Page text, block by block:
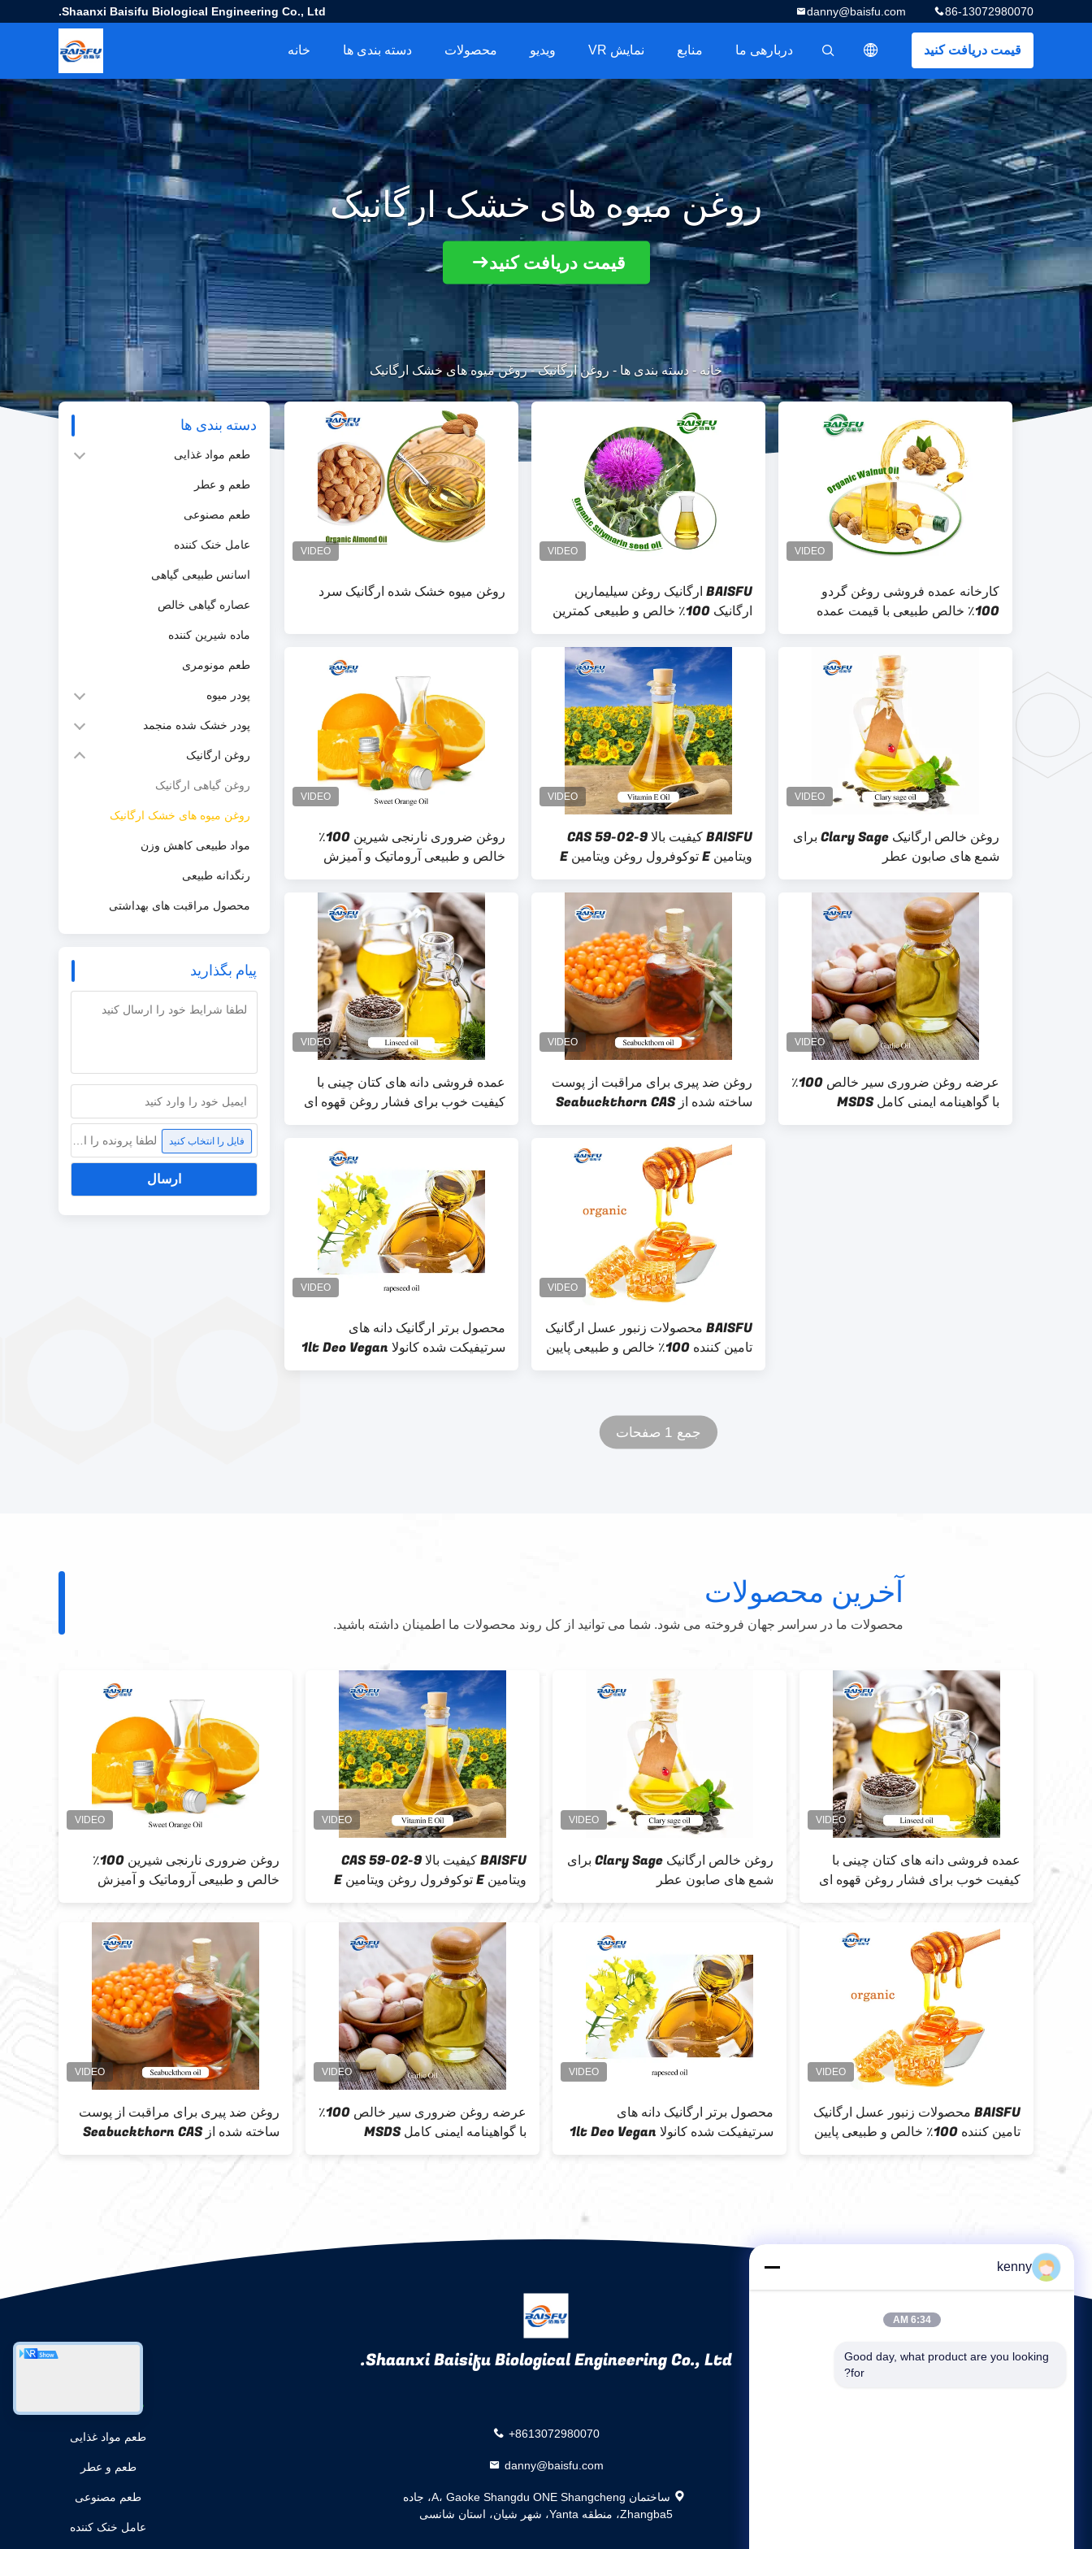
Shaanxi Baisifu Biological Engineering Co., Ltd. 86-13072980070
danny@baisfu.com
قیمت دریافت کنید
描述
خانه دسته بندی ها محصولات ویدیو نمایش VR منابع دربارهی ما
روغن میوه های خشک ارگانیک
قیمت دریافت کنید
خانه - دسته بندی ها - روغن ارگانیک-روغن میوه های خشک ارگانیک
دسته بندی ها
طعم مواد غذایی
طعم و عطر
طعم مصنوعی
عامل خنک کننده
اسانس طبیعی گیاهی
عصاره گیاهی خالص
ماده شیرین کننده
طعم مونومری
پودر میوه
پودر خشک شده منجمد
روغن ارگانیک
روغن گیاهی ارگانیک
روغن میوه های خشک ارگانیک
مواد طبیعی کاهش وزن
رنگدانه طبیعی
محصول مراقبت های بهداشتی
پیام بگذارید
فایل را انتخاب کنید
ارسال
روغن میوه خشک شده ارگانیک سرد
BAISFU ارگانیک روغن سیلیمارین
ارگانیک 100٪ خالص و طبیعی کمترین
قیمت بسته بندی سفارشی A
کارخانه عمده فروشی روغن گردو
100٪ خالص طبیعی با قیمت عمده
برای مراقبت از مو مراقبت از پوست
روغن ضروری نارنجی شیرین 100٪
خالص و طبیعی آروماتیک و آمیزش
آمیزش روغن ضروری برای طعم
BAISFU کیفیت بالا CAS 59-02-9
ویتامین E توکوفرول روغن ویتامین E
روغن dl-alpha tocopherol طبیعی
روغن خالص ارگانیک Clary Sage برای
شمع های صابون عطر
عمده فروشی دانه های کتان چینی با
کیفیت خوب برای فشار روغن قهوه ای
خشک شده طبیعی CAS 8001-26-1
روغن ضد پیری برای مراقبت از پوست
ساخته شده از Seabuckthorn CAS
90106-68-6
عرضه روغن ضروری سیر خالص 100٪
با گواهینامه ایمنی کامل MSDS
محصول برتر ارگانیک دانه های
سرتیفیکت شده کانولا 1lt Deo Vegan
روغن نخل بدون گلوتن کیفیت بالا کوشر
BAISFU محصولات زنبور عسل ارگانیک
تامین کننده 100٪ خالص و طبیعی پایین
ترین قیمت
جمع 1 صفحات
آخرین محصولات
محصولات ما در سراسر جهان فروخته می شود. شما می توانید از کل روند محصولات ما اطمینان داشته باشید.
روغن ضروری نارنجی شیرین 100٪
خالص و طبیعی آروماتیک و آمیزش
آمیزش روغن ضروری برای طعم
BAISFU کیفیت بالا CAS 59-02-9
ویتامین E توکوفرول روغن ویتامین E
روغن dl-alpha tocopherol طبیعی
روغن خالص ارگانیک Clary Sage برای
شمع های صابون عطر
عمده فروشی دانه های کتان چینی با
کیفیت خوب برای فشار روغن قهوه ای
خشک شده طبیعی CAS 8001-26-1
روغن ضد پیری برای مراقبت از پوست
ساخته شده از Seabuckthorn CAS
90106-68-6
عرضه روغن ضروری سیر خالص 100٪
با گواهینامه ایمنی کامل MSDS
محصول برتر ارگانیک دانه های
سرتیفیکت شده کانولا 1lt Deo Vegan
BAISFU محصولات زنبور عسل ارگانیک
تامین کننده 100٪ خالص و طبیعی پایین
ترین قیمت
Shaanxi Baisifu Biological Engineering Co., Ltd.
دسته بندی ها
طعم مواد غذایی
طعم و عطر
طعم مصنوعی
عامل خنک کننده
+8613072980070
danny@baisfu.com
ساختمان A، Gaoke Shangdu ONE Shangcheng، جاده
Zhangba5، منطقه Yanta، شهر شیان، استان شانسی
kenny
6:34 AM
Good day, what product are you looking
for?